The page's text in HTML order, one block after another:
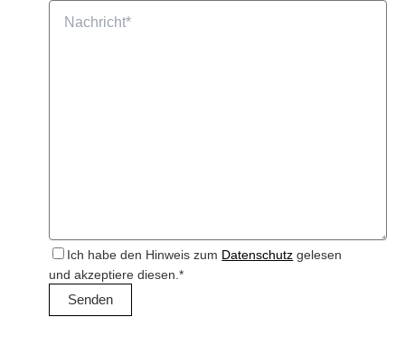
Ich habe den Hinweis zum Datenschutz gelesen
und akzeptiere diesen.*